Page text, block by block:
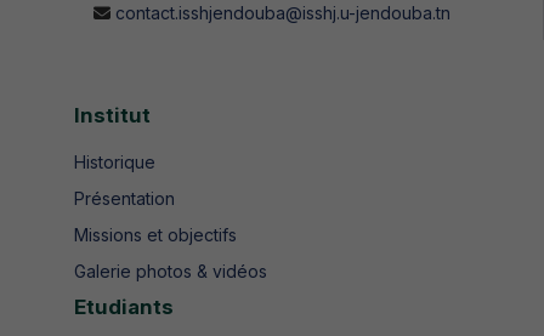
contact.isshjendouba@isshj.u-jendouba.tn
Institut
Historique
Présentation
Missions et objectifs
Galerie photos & vidéos
Etudiants